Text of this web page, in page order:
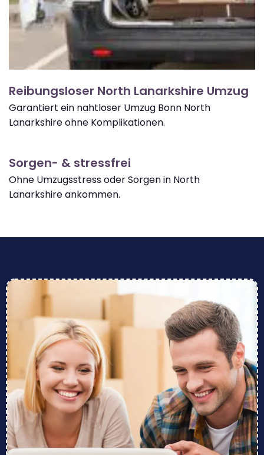
Reibungsloser North Lanarkshire Umzug
Garantiert ein nahtloser Umzug Bonn North
Lanarkshire ohne Komplikationen.
Sorgen- & stressfrei
Ohne Umzugsstress oder Sorgen in North
Lanarkshire ankommen.